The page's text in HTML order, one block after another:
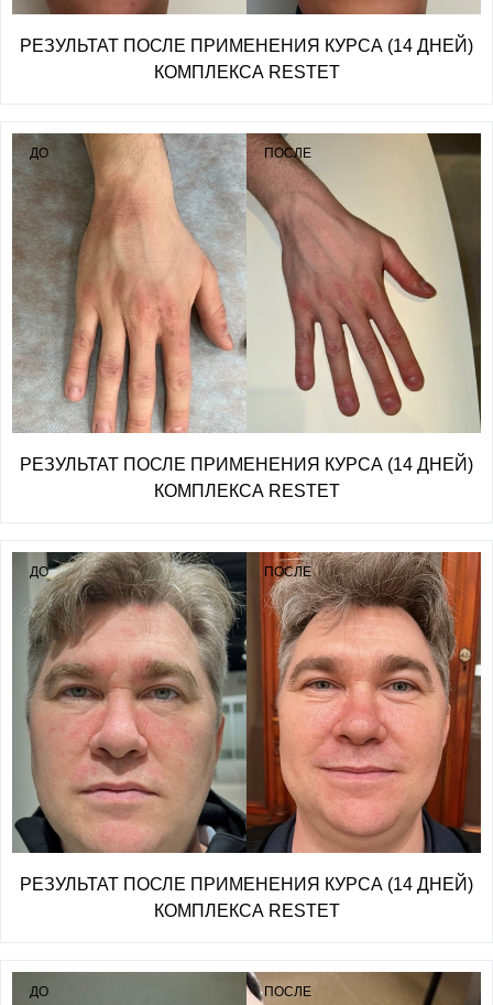
РЕЗУЛЬТАТ ПОСЛЕ ПРИМЕНЕНИЯ КУРСА (14 ДНЕЙ)
КОМПЛЕКСА RESTET
ДО ПОСЛЕ
РЕЗУЛЬТАТ ПОСЛЕ ПРИМЕНЕНИЯ КУРСА (14 ДНЕЙ)
КОМПЛЕКСА RESTET
ДО ПОСЛЕ
РЕЗУЛЬТАТ ПОСЛЕ ПРИМЕНЕНИЯ КУРСА (14 ДНЕЙ)
КОМПЛЕКСА RESTET
ДО ПОСЛЕ